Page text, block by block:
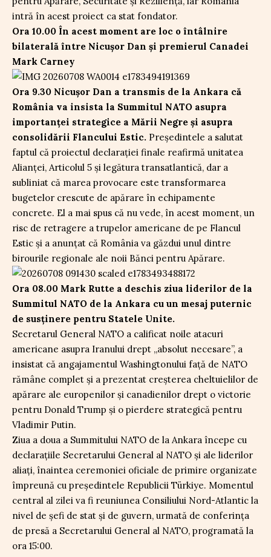
intră în acest proiect ca stat fondator.
Ora 10.00 În acest moment are loc o întâlnire
bilaterală între Nicușor Dan și premierul Canadei
Mark Carney
Ora 9.30 Nicușor Dan a transmis de la Ankara că
România va insista la Summitul NATO asupra
importanței strategice a Mării Negre și asupra
consolidării Flancului Estic. Președintele a salutat
faptul că proiectul declarației finale reafirmă unitatea
Alianței, Articolul 5 și legătura transatlantică, dar a
subliniat că marea provocare este transformarea
bugetelor crescute de apărare în echipamente
concrete. El a mai spus că nu vede, în acest moment, un
risc de retragere a trupelor americane de pe Flancul
Estic și a anunțat că România va găzdui unul dintre
birourile regionale ale noii Bănci pentru Apărare.
Ora 08.00 Mark Rutte a deschis ziua liderilor de la
Summitul NATO de la Ankara cu un mesaj puternic
de susținere pentru Statele Unite.
Secretarul General NATO a calificat noile atacuri
americane asupra Iranului drept „absolut necesare”, a
insistat că angajamentul Washingtonului față de NATO
rămâne complet și a prezentat creșterea cheltuielilor de
apărare ale europenilor și canadienilor drept o victorie
pentru Donald Trump și o pierdere strategică pentru
Vladimir Putin.
Ziua a doua a Summitului NATO de la Ankara începe cu
declarațiile Secretarului General al NATO și ale liderilor
aliați, înaintea ceremoniei oficiale de primire organizate
împreună cu președintele Republicii Türkiye. Momentul
central al zilei va fi reuniunea Consiliului Nord-Atlantic la
nivel de șefi de stat și de guvern, urmată de conferința
de presă a Secretarului General al NATO, programată la
ora 15:00.